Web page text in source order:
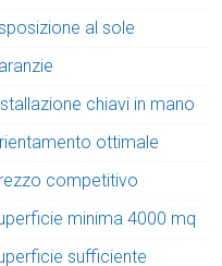
al sole
chiavi in mano
ottimale
competitivo
minima 4000 mq
sufficiente